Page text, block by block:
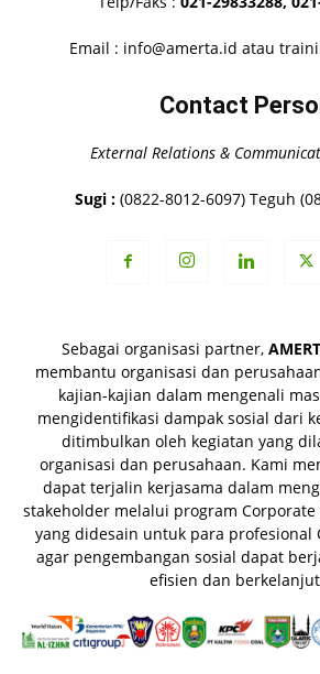
Email : info@amerta.id atau
Contact
External Relations &
Sugi : (0822-8012-6097) Teguh
Sebagai organisasi partner,
membantu organisasi dan
kajian-kajian dalam mengenali
mengidentifikasi dampak sosial dari
ditimbulkan oleh kegiatan yang
organisasi dan perusahaan. Kami
dapat terjalin kerjasama dalam
stakeholder melalui program Corporate
yang didesain untuk para profesional
agar pengembangan sosial dapat
efisien dan